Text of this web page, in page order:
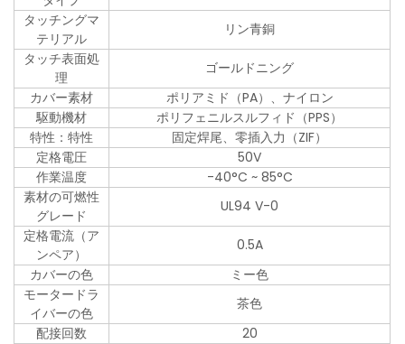
タッチングマ
テリアル
リン青銅
タッチ表面処
理
ゴールドニング
カバー素材
ポリアミド（PA）、ナイロン
駆動機材
ポリフェニルスルフィド（PPS）
特性：特性
固定焊尾、零插入力（ZIF）
定格電圧
50V
作業温度
-40°C ~ 85°C
素材の可燃性
グレード
UL94 V-0
定格電流（ア
ンペア）
0.5A
カバーの色
ミー色
モータードラ
イバーの色
茶色
配接回数
20